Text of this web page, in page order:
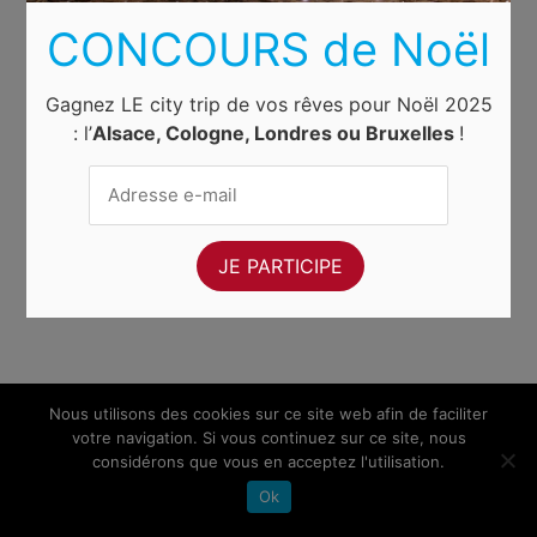
Nous utilisons des cookies sur ce site web afin de faciliter
votre navigation. Si vous continuez sur ce site, nous
considérons que vous en acceptez l'utilisation.
Ok
CONCOURS de Noël
Gagnez LE city trip de vos rêves pour Noël 2025
: l’Alsace, Cologne, Londres ou Bruxelles !